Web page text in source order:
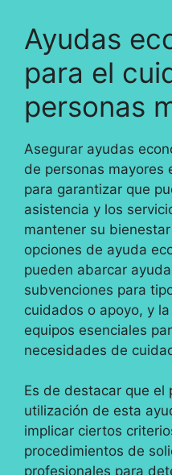
Ayudas
para el
personas
Asegurar ayudas
de personas mayores
para garantizar que
asistencia y los
mantener su
opciones de ayuda
pueden abarcar
subvenciones para
cuidados o apoyo, y
equipos esenciales
necesidades de
Es de destacar que el
utilización de esta
implicar ciertos
procedimientos de
profesionales para